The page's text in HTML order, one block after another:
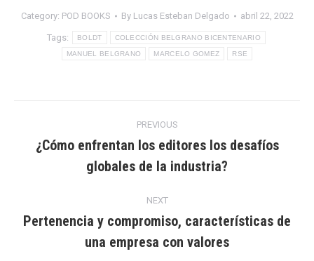
Category: POD BOOKS By Lucas Esteban Delgado abril 22, 2022
Tags: BOLDT COLECCIÓN BELGRANO BICENTENARIO
MANUEL BELGRANO MARCELO GOMEZ RSE
navigation
PREVIOUS
post:
¿Cómo enfrentan los editores los desafíos
globales de la industria?
NEXT
Next
post:
Pertenencia y compromiso, características de
una empresa con valores